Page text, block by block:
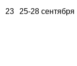
23 25-28 сентября